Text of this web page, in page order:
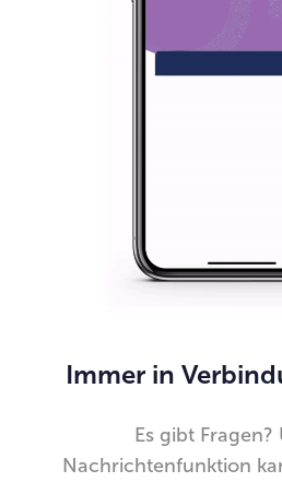
Immer in
Es gibt Fragen?
Nachrichtenfunktion